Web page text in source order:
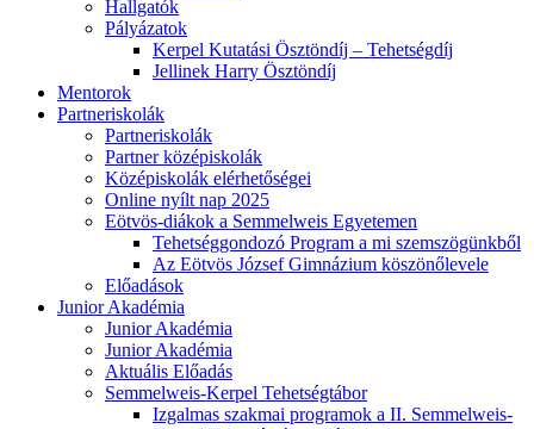
Hallgatók
Pályázatok
Kerpel Kutatási Ösztöndíj – Tehetségdíj
Jellinek Harry Ösztöndíj
Mentorok
Partneriskolák
Partneriskolák
Partner középiskolák
Középiskolák elérhetőségei
Online nyílt nap 2025
Eötvös-diákok a Semmelweis Egyetemen
Tehetséggondozó Program a mi szemszögünkből
Az Eötvös József Gimnázium köszönőlevele
Előadások
Junior Akadémia
Junior Akadémia
Junior Akadémia
Aktuális Előadás
Semmelweis-Kerpel Tehetségtábor
Izgalmas szakmai programok a II. Semmelweis-